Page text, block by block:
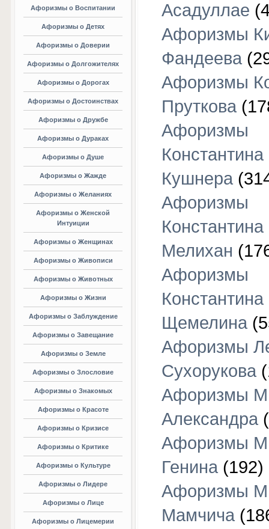
Афоризмы о Воспитании
Афоризмы о Детях
Афоризмы о Доверии
Афоризмы о Долгожителях
Афоризмы о Дорогах
Афоризмы о Достоинствах
Афоризмы о Дружбе
Афоризмы о Дураках
Афоризмы о Душе
Афоризмы о Жажде
Афоризмы о Желаниях
Афоризмы о Женской
Интуиции
Афоризмы о Женщинах
Афоризмы о Живописи
Афоризмы о Животных
Афоризмы о Жизни
Афоризмы о Заблуждение
Афоризмы о Завещание
Афоризмы о Земле
Афоризмы о Злословие
Афоризмы о Знакомых
Афоризмы о Красоте
Афоризмы о Кризисе
Афоризмы о Критике
Афоризмы о Культуре
Афоризмы о Лидере
Афоризмы о Лице
Афоризмы о Лицемерии
Асадуллае
Афоризмы
Фандеева
Афоризмы
Пруткова
Афоризмы
Константина
Кушнера
Афоризмы
Константина
Мелихан
Афоризмы
Константина
Щемелина
Афоризмы
Сухорукова
Афоризмы
Александра
Афоризмы
Генина (192)
Афоризмы
Мамчича